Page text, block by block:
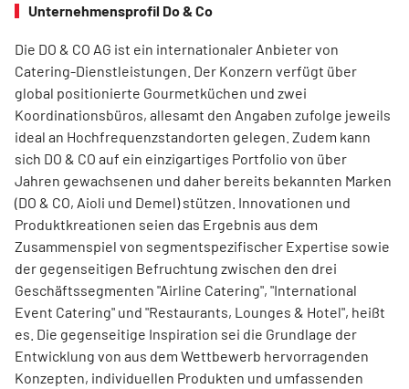
Unternehmensprofil Do & Co
Die DO & CO AG ist ein internationaler Anbieter von
Catering-Dienstleistungen. Der Konzern verfügt über
global positionierte Gourmetküchen und zwei
Koordinationsbüros, allesamt den Angaben zufolge jeweils
ideal an Hochfrequenzstandorten gelegen. Zudem kann
sich DO & CO auf ein einzigartiges Portfolio von über
Jahren gewachsenen und daher bereits bekannten Marken
(DO & CO, Aioli und Demel) stützen. Innovationen und
Produktkreationen seien das Ergebnis aus dem
Zusammenspiel von segmentspezifischer Expertise sowie
der gegenseitigen Befruchtung zwischen den drei
Geschäftssegmenten "Airline Catering", "International
Event Catering" und "Restaurants, Lounges & Hotel", heißt
es. Die gegenseitige Inspiration sei die Grundlage der
Entwicklung von aus dem Wettbewerb hervorragenden
Konzepten, individuellen Produkten und umfassenden